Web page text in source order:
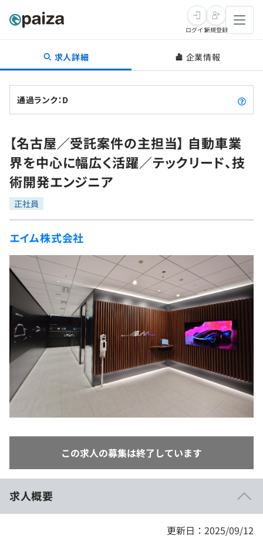
転職・キャリア
転職成功ガイド
転職エージェント
インタビュー
転職成功ガイド
新卒就活
求人検索
本選考
インターン
新卒エージェント
イベント・セミナー
インタビュー
就活成功ガイド
学習
問題集
4択課題
ナレッジ
リファレンス
プラン
個人向けプラン
法人向けプラン
学校向けプラン
プログラミング言語
評価結果一覧
再チャレンジ結果一覧
ゲーム・マンガ
Tech Team Journal
paiza times
note
paizaとは？
ログイン新規登録
求人詳細 企業情報
通過ランク：D
【名古屋／受託案件の主担当】 自動車業
界を中心に幅広く活躍／テックリード、技
術開発エンジニア
正社員
エイム株式会社
この求人の募集は終了しています
求人概要
更新日：2025/09/12